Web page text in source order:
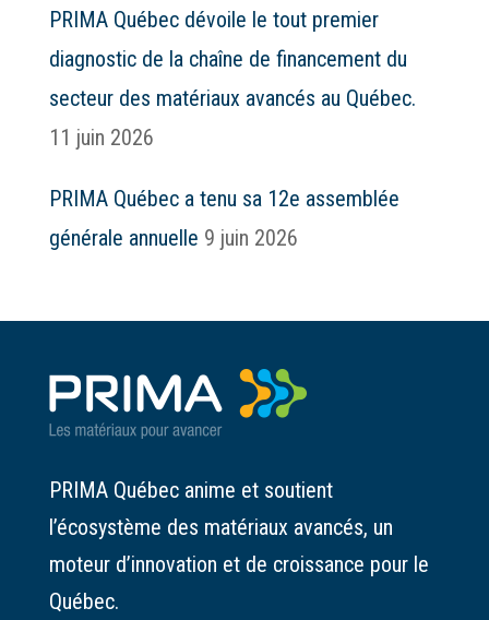
PRIMA Québec dévoile le tout premier
diagnostic de la chaîne de financement du
secteur des matériaux avancés au Québec.
11 juin 2026
PRIMA Québec a tenu sa 12e assemblée
générale annuelle 9 juin 2026
PRIMA Québec anime et soutient
l’écosystème des matériaux avancés, un
moteur d’innovation et de croissance pour le
Québec.